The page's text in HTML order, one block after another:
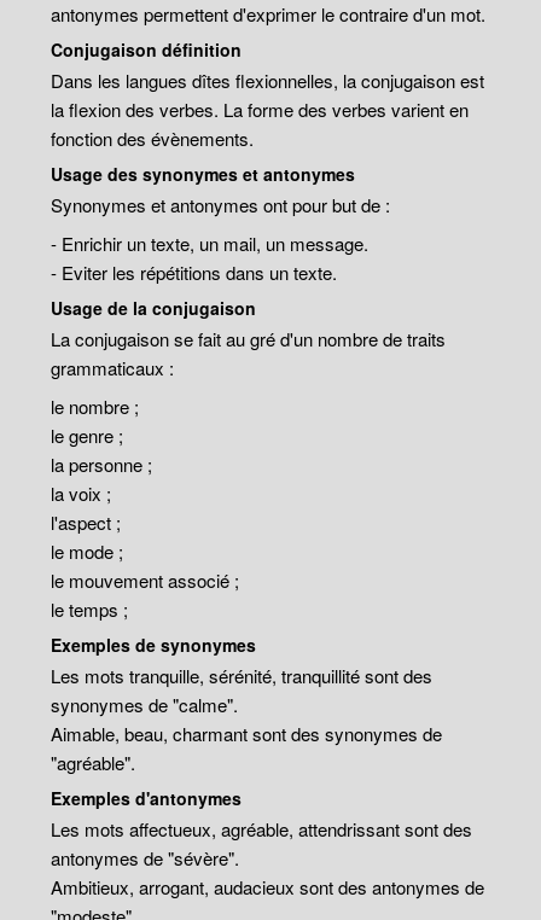
antonymes permettent d'exprimer le contraire d'un mot.
Conjugaison définition
Dans les langues dîtes flexionnelles, la conjugaison est
la flexion des verbes. La forme des verbes varient en
fonction des évènements.
Usage des synonymes et antonymes
Synonymes et antonymes ont pour but de :
- Enrichir un texte, un mail, un message.
- Eviter les répétitions dans un texte.
Usage de la conjugaison
La conjugaison se fait au gré d'un nombre de traits
grammaticaux :
le nombre ;
le genre ;
la personne ;
la voix ;
l'aspect ;
le mode ;
le mouvement associé ;
le temps ;
Exemples de synonymes
Les mots tranquille, sérénité, tranquillité sont des
synonymes de "calme".
Aimable, beau, charmant sont des synonymes de
"agréable".
Exemples d'antonymes
Les mots affectueux, agréable, attendrissant sont des
antonymes de "sévère".
Ambitieux, arrogant, audacieux sont des antonymes de